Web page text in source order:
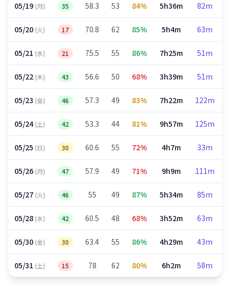
05/19(月) 35 58.3 53 84% 5h36m 82m
05/20(火) 17 70.8 62 85% 5h4m 63m
05/21 (水) 21 75.5 55 86% 7h25m 51m
05/22(木) 43 56.6 50 68% 3h39m 51m
05/23 (金) 46 57.3 49 83% 7h22m 122m
05/24(土) 42 53.3 44 81% 9h57m 125m
05/25 (日) 30 60.6 55 72% 4h7m 33m
05/26(月) 47 57.9 49 71% 9h9m 111m
05/27(火) 46 55 49 87% 5h34m 85m
05/28(水) 42 60.5 48 68% 3h52m 63m
05/30(金) 30 63.4 55 86% 4h29m 43m
05/31 (土) 15 78 62 80% 6h2m 58m